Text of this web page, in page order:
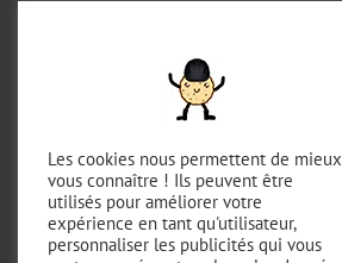
Les cookies nous permettent de mieux
vous connaître ! Ils peuvent être
utilisés pour améliorer votre
expérience en tant qu'utilisateur,
personnaliser les publicités qui vous